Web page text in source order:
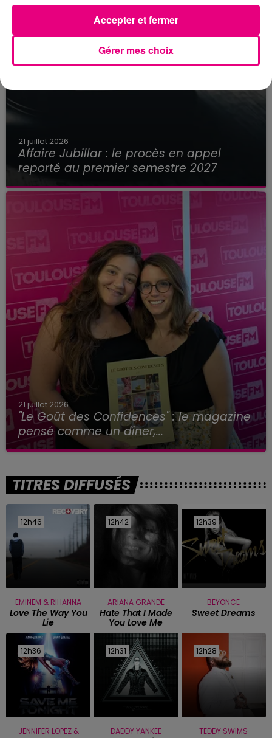
21 juillet 2026
Affaire Jubillar : le procès en appel
reporté au premier semestre 2027
21 juillet 2026
"Le Goût des Confidences" : le magazine
pensé comme un dîner,...
TITRES DIFFUSÉS
12h46
12h46
EMINEM & RIHANNA
Love The Way You
Lie
12h42
12h42
ARIANA GRANDE
Hate That I Made
You Love Me
12h39
12h39
BEYONCE
Sweet Dreams
12h36
12h36
JENNIFER LOPEZ &
12h31
12h31
DADDY YANKEE
12h28
12h28
TEDDY SWIMS
Gérer mes choix
Accepter et fermer